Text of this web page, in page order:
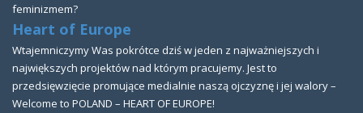
feminizmem?
Heart of Europe
Wtajemniczymy Was pokrótce dziś w jeden z najważniejszych i
największych projektów nad którym pracujemy. Jest to
przedsięwzięcie promujące medialnie naszą ojczyznę i jej walory –
Welcome to POLAND – HEART OF EUROPE!